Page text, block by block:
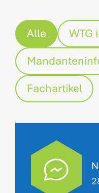
Alle WTG
Fachartikel